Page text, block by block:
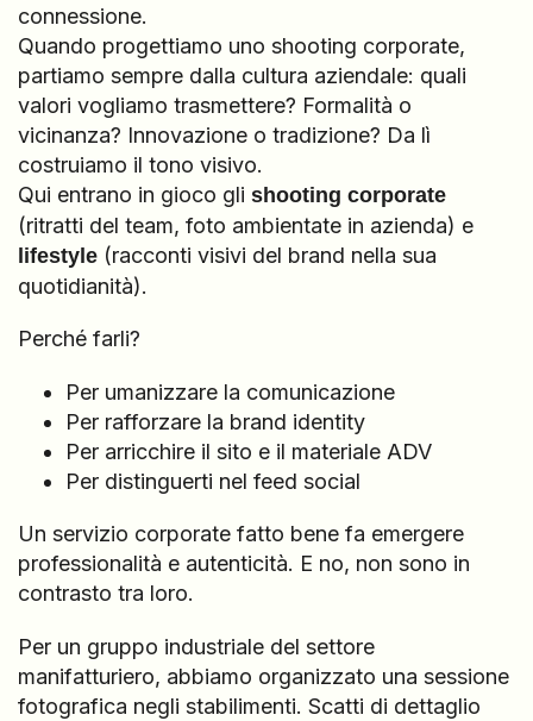
connessione.
Quando progettiamo uno shooting corporate,
partiamo sempre dalla cultura aziendale: quali
valori vogliamo trasmettere? Formalità o
vicinanza? Innovazione o tradizione? Da lì
costruiamo il tono visivo.
Qui entrano in gioco gli shooting corporate
(ritratti del team, foto ambientate in azienda) e
lifestyle (racconti visivi del brand nella sua
quotidianità).
Perché farli?
Per umanizzare la comunicazione
Per rafforzare la brand identity
Per arricchire il sito e il materiale ADV
Per distinguerti nel feed social
Un servizio corporate fatto bene fa emergere
professionalità e autenticità. E no, non sono in
contrasto tra loro.
Per un gruppo industriale del settore
manifatturiero, abbiamo organizzato una sessione
fotografica negli stabilimenti. Scatti di dettaglio